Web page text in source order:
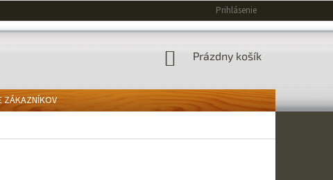
Prihlásenie
NÁKUPNÝ
Prázdny košík
ZÁKAZNÍKOV